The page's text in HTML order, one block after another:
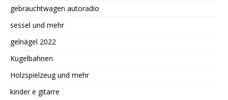
gebrauchtwagen autoradio
sessel und mehr
gelnägel 2022
Kugelbahnen
Holzspielzeug und mehr
kinder e gitarre